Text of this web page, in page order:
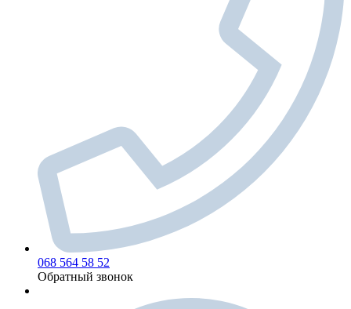
068 564 58 52
Обратный звонок